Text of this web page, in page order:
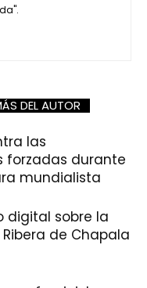
DEL AUTOR
las
forzadas durante
mundialista
digital sobre la
de Chapala